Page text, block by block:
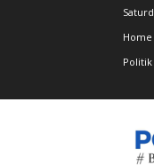
Home
Politik